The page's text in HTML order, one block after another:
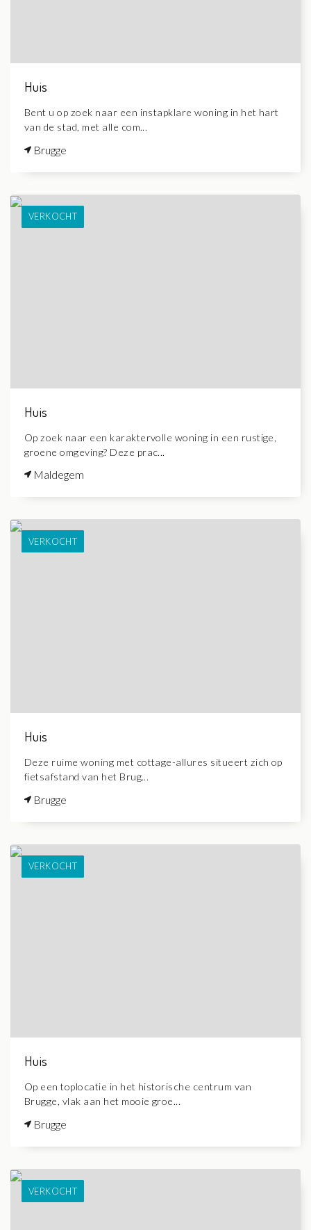
Huis
Bent u op zoek naar een instapklare woning in het hart
van de stad, met alle com...
Brugge
VERKOCHT
Huis
Op zoek naar een karaktervolle woning in een rustige,
groene omgeving? Deze prac...
Maldegem
VERKOCHT
Huis
Deze ruime woning met cottage-allures situeert zich op
fietsafstand van het Brug...
Brugge
VERKOCHT
Huis
Op een toplocatie in het historische centrum van
Brugge, vlak aan het mooie groe...
Brugge
VERKOCHT